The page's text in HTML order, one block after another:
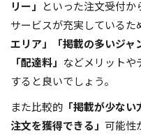
リー」 といった注文受付
サービスが充実している
エリア」「掲載の多いジャ
「配達料」 などメリット
すると良いでしょう。
また比較的 「掲載が少な
注文を獲得できる」 可能性